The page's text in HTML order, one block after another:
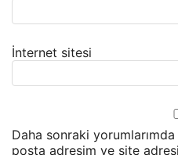
İnternet sitesi
Daha sonraki yorumlarımda
posta adresim ve site